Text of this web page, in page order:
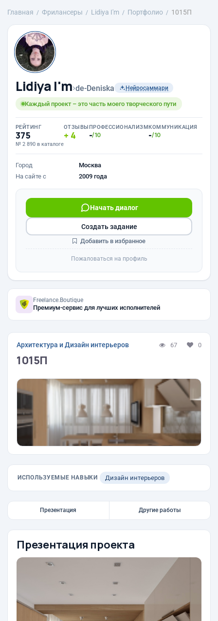
Главная Фрилансеры Lidiya I'm Портфолио 1015П
Lidiya I'm›de-Deniska Нейросаммари
Каждый проект – это часть моего творческого пути
РЕЙТИНГ
375
№ 2 890 в каталоге
ОТЗЫВЫ
4
ПРОФЕССИОНАЛИЗМ
-/10
КОММУНИКАЦИЯ
-/10
Город
Москва
На сайте с
2009 года
Начать диалог
Создать задание
Добавить в избранное
Пожаловаться на профиль
Freelance.Boutique
Премиум-сервис для лучших исполнителей
Архитектура и Дизайн интерьеров 67 0
1015П
ИСПОЛЬЗУЕМЫЕ НАВЫКИ Дизайн интерьеров
Презентация Другие работы
Презентация проекта